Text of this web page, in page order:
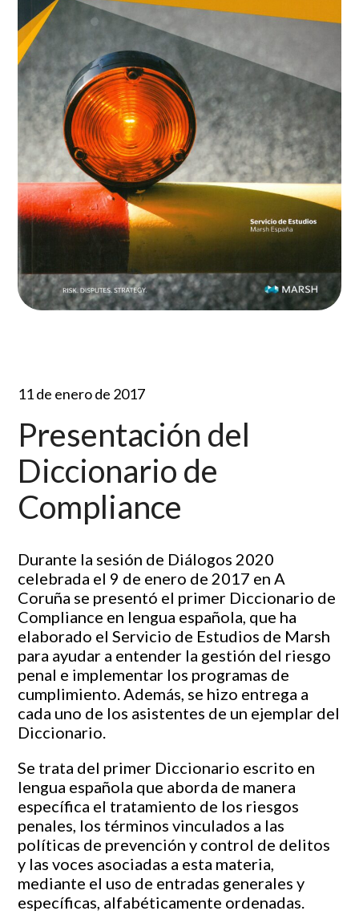
11 de enero de 2017
Presentación del
Diccionario de
Compliance
Durante la sesión de Diálogos 2020
celebrada el 9 de enero de 2017 en A
Coruña se presentó el primer Diccionario de
Compliance en lengua española, que ha
elaborado el Servicio de Estudios de Marsh
para ayudar a entender la gestión del riesgo
penal e implementar los programas de
cumplimiento. Además, se hizo entrega a
cada uno de los asistentes de un ejemplar del
Diccionario.
Se trata del primer Diccionario escrito en
lengua española que aborda de manera
específica el tratamiento de los riesgos
penales, los términos vinculados a las
políticas de prevención y control de delitos
y las voces asociadas a esta materia,
mediante el uso de entradas generales y
específicas, alfabéticamente ordenadas.